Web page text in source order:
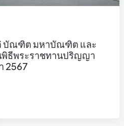
บัณฑิต มหาบัณฑิต และ
ธีพระราชทานปริญญา
2567